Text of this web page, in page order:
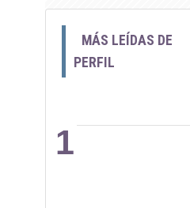
MÁS LEÍDAS DE
PERFIL
1
2